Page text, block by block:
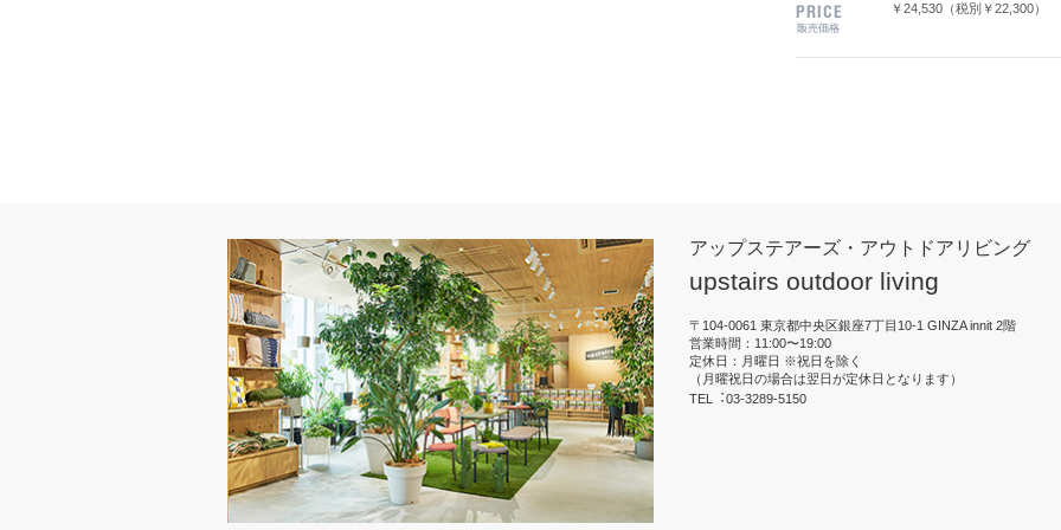
￥24,530（税別￥22,300）
アップステアーズ・アウトドアリビング
upstairs outdoor living
〒104-0061 東京都中央区銀座7丁目10-1 GINZA innit 2階
営業時間：11:00〜19:00
定休日：月曜日 ※祝日を除く
（月曜祝日の場合は翌日が定休日となります）
TEL︓03-3289-5150